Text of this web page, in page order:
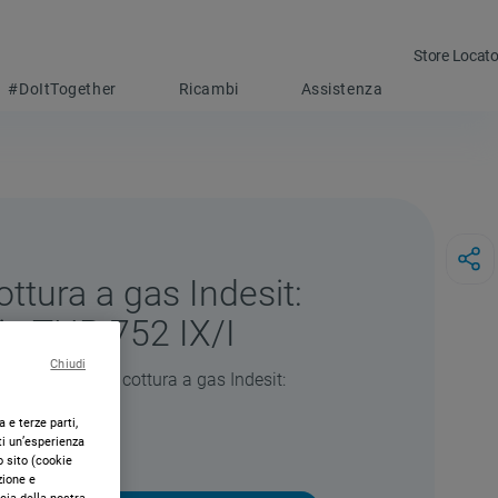
#DoItTogether Ricambi Assistenza
Store
a gas Indesit:
THP 752 IX/I
questo piano cottura a gas Indesit:
e terze parti,
sito (cookie
e
Chiudi